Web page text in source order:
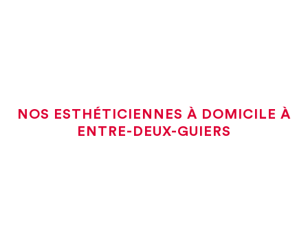
NOS ESTHÉTICIENNES À DOMICILE À
ENTRE-DEUX-GUIERS